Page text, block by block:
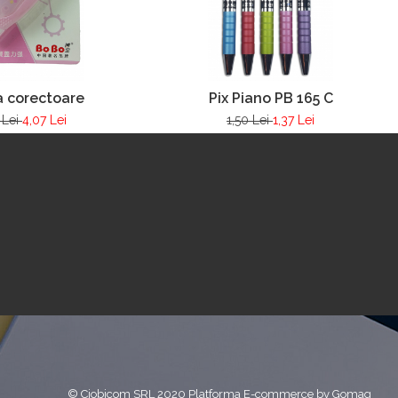
corectoare
Lei4,07 Lei
Pix Piano PB 165 C
1,50 Lei1,37 Lei
© Ciobicom SRL 2020 Platforma E-commerce by Gomag